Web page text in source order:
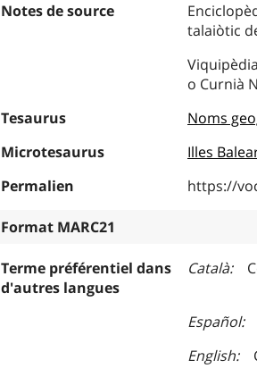
Notes de source
talaiòtic
o Curnià
Tesaurus
Noms
Microtesaurus
Illes
Permalien
https://
Format MARC21
Terme préférentiel dans
d'autres langues
Català
Español
English